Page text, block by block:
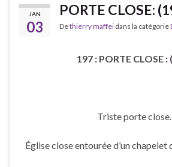
JAN
03
PORTE CLOSE:
Dethierry maffei dans la catégorie
197 : PORTE CLOSE :
Triste porte close.
Église close entourée d’un chapelet